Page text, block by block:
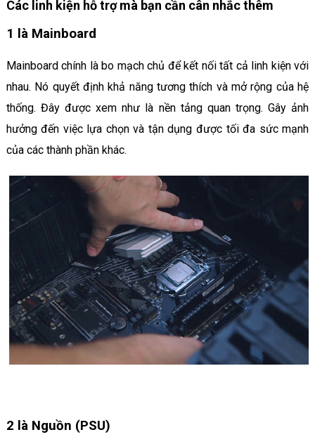
Các linh kiện hỗ trợ mà bạn cần cân nhắc thêm
1 là Mainboard
Mainboard chính là bo mạch chủ để kết nối tất cả linh kiện với
nhau. Nó quyết định khả năng tương thích và mở rộng của hệ
thống. Đây được xem như là nền tảng quan trọng. Gây ảnh
hưởng đến việc lựa chọn và tận dụng được tối đa sức mạnh
của các thành phần khác.
2 là Nguồn (PSU)